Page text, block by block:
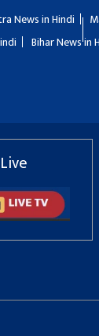
News in Hindi
Bihar News in